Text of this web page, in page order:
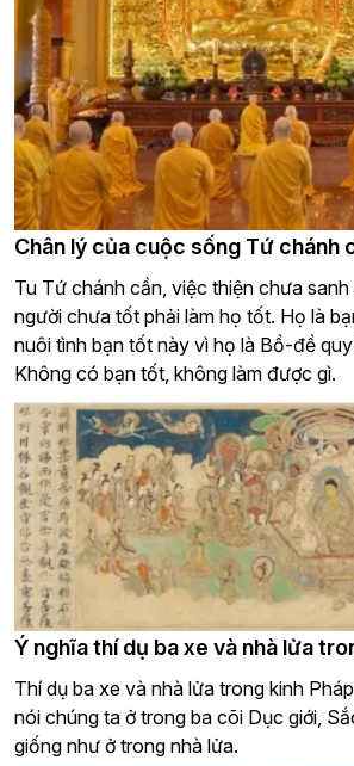
Chân lý của cuộc sống Tứ chánh
Tu Tứ chánh cần, việc thiện chưa sanh
người chưa tốt phải làm họ tốt. Họ là
nuôi tình bạn tốt này vì họ là Bồ-đề
Không có bạn tốt, không làm được gì.
Ý nghĩa thí dụ ba xe và nhà lửa
Thí dụ ba xe và nhà lửa trong kinh
nói chúng ta ở trong ba cõi Dục giới,
giống như ở trong nhà lửa.